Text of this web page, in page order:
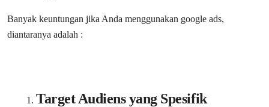
Banyak keuntungan jika Anda menggunakan google ads,
diantaranya adalah :
Target Audiens yang Spesifik